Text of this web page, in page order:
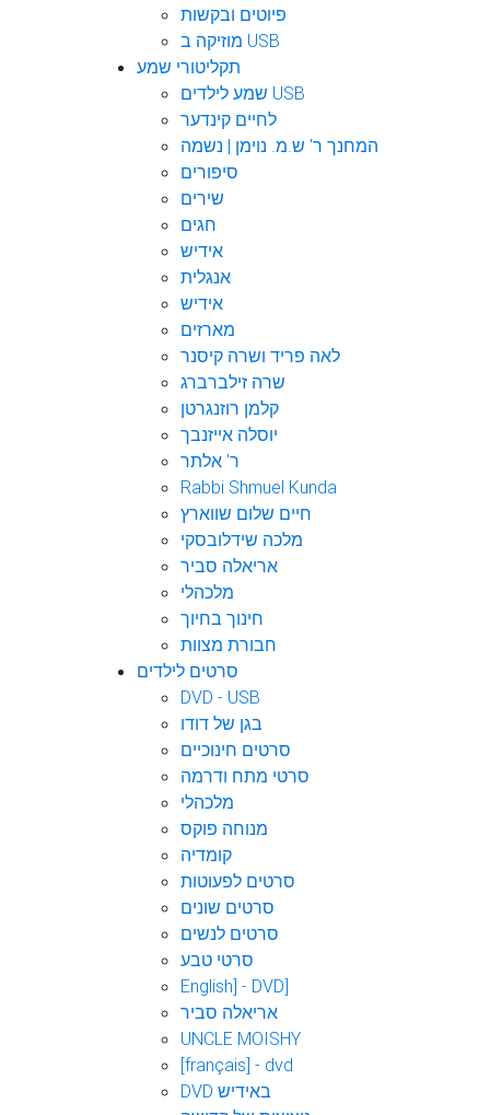
פיוטים ובקשות
מוזיקה ב USB
תקליטורי שמע
שמע לילדים USB
לחיים קינדער
המחנך ר' ש.מ. נוימן | נשמה
סיפורים
שירים
חגים
אידיש
אנגלית
אידיש
מארזים
לאה פריד ושרה קיסנר
שרה זילברברג
קלמן רוזנגרטן
יוסלה אייזנבך
ר' אלתר
Rabbi Shmuel Kunda
חיים שלום שווארץ
מלכה שידלובסקי
אריאלה סביר
מלכהלי
חינוך בחיוך
חבורת מצוות
סרטים לילדים
DVD - USB
בגן של דודו
סרטים חינוכיים
סרטי מתח ודרמה
מלכהלי
מנוחה פוקס
קומדיה
סרטים לפעוטות
סרטים שונים
סרטים לנשים
סרטי טבע
English] - DVD]
אריאלה סביר
UNCLE MOISHY
[français] - dvd
DVD באידיש